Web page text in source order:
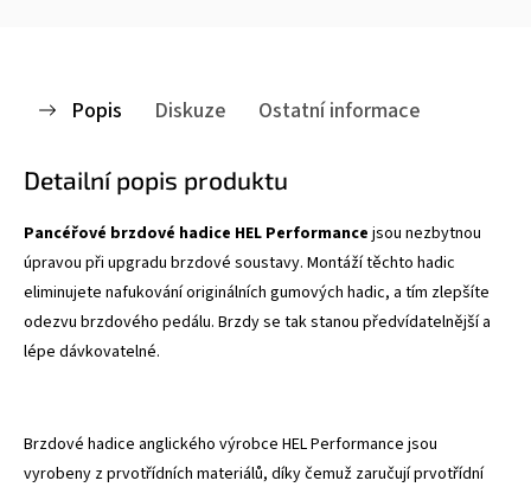
Popis Diskuze Ostatní informace
Detailní popis produktu
Pancéřové brzdové hadice HEL Performance jsou nezbytnou
úpravou při upgradu brzdové soustavy. Montáží těchto hadic
eliminujete nafukování originálních gumových hadic, a tím zlepšíte
odezvu brzdového pedálu. Brzdy se tak stanou předvídatelnější a
lépe dávkovatelné.
Brzdové hadice anglického výrobce HEL Performance jsou
vyrobeny z prvotřídních materiálů, díky čemuž zaručují prvotřídní